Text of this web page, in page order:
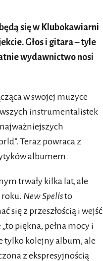
się w Klubokawiarni
Głos i gitara – tyle
wydawnictwo nosi
w swojej muzyce
instrumentalistek
Teraz powraca z
albumem.
trwały kilka lat, ale
roku. New Spellsto
się z przeszłością i wejść
piękna, pełna mocy i
tylko kolejny album, ale
z ekspresyjnością